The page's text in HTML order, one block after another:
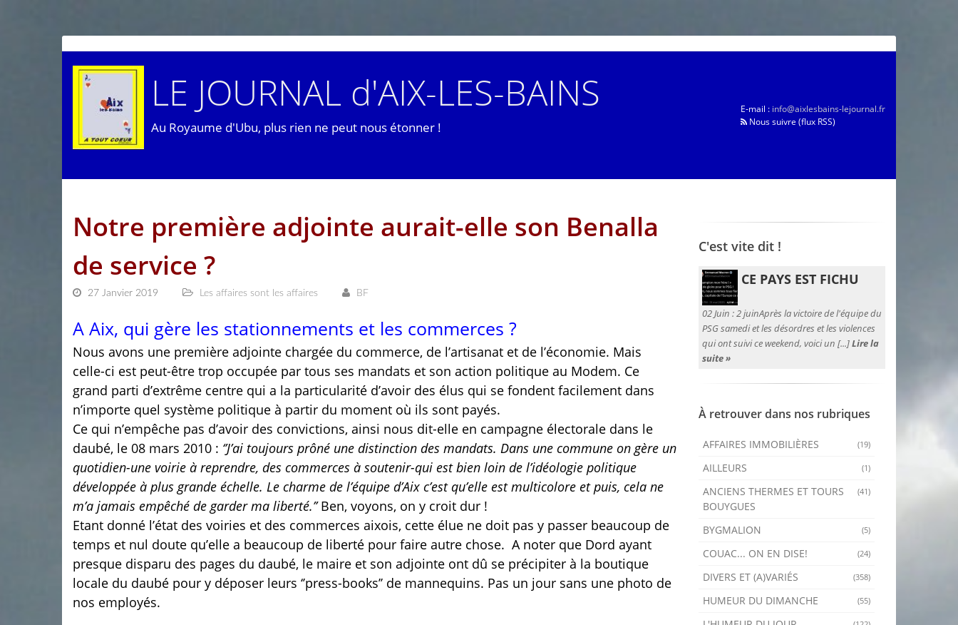
LE JOURNAL d'AIX-LES-BAINS
Au Royaume d'Ubu, plus rien ne peut nous étonner !
E-mail : info@aixlesbains-lejournal.fr
Nous suivre (flux RSS)
Notre première adjointe aurait-elle son Benalla
de service ?
27 Janvier 2019 Les affaires sont les affaires BF
A Aix, qui gère les stationnements et les commerces ?
Nous avons une première adjointe chargée du commerce, de l’artisanat et de l’économie. Mais
celle-ci est peut-être trop occupée par tous ses mandats et son action politique au Modem. Ce
grand parti d’extrême centre qui a la particularité d’avoir des élus qui se fondent facilement dans
n’importe quel système politique à partir du moment où ils sont payés.
Ce qui n’empêche pas d’avoir des convictions, ainsi nous dit-elle en campagne électorale dans le
daubé, le 08 mars 2010 : ‘’J’ai toujours prôné une distinction des mandats. Dans une commune on gère un
quotidien-une voirie à reprendre, des commerces à soutenir-qui est bien loin de l’idéologie politique
développée à plus grande échelle. Le charme de l’équipe d’Aix c’est qu’elle est multicolore et puis, cela ne
m’a jamais empêché de garder ma liberté.’’Ben, voyons, on y croit dur !
Etant donné l’état des voiries et des commerces aixois, cette élue ne doit pas y passer beaucoup de
temps et nul doute qu’elle a beaucoup de liberté pour faire autre chose. A noter que Dord ayant
presque disparu des pages du daubé, le maire et son adjointe ont dû se précipiter à la boutique
locale du daubé pour y déposer leurs ‘’press-books’’ de mannequins. Pas un jour sans une photo de
nos employés.
C'est vite dit !
CE PAYS EST FICHU
02 Juin :2 juinAprès la victoire de l'équipe du
PSG samedi et les désordres et les violences
qui ont suivi ce weekend, voici un [...]Lire la
suite »
À retrouver dans nos rubriques
(19)
AFFAIRES IMMOBILIÈRES
(1)
AILLEURS
(41)
ANCIENS THERMES ET TOURS
BOUYGUES
(5)
BYGMALION
(24)
COUAC... ON EN DISE!
(358)
DIVERS ET (A)VARIÉS
(55)
HUMEUR DU DIMANCHE